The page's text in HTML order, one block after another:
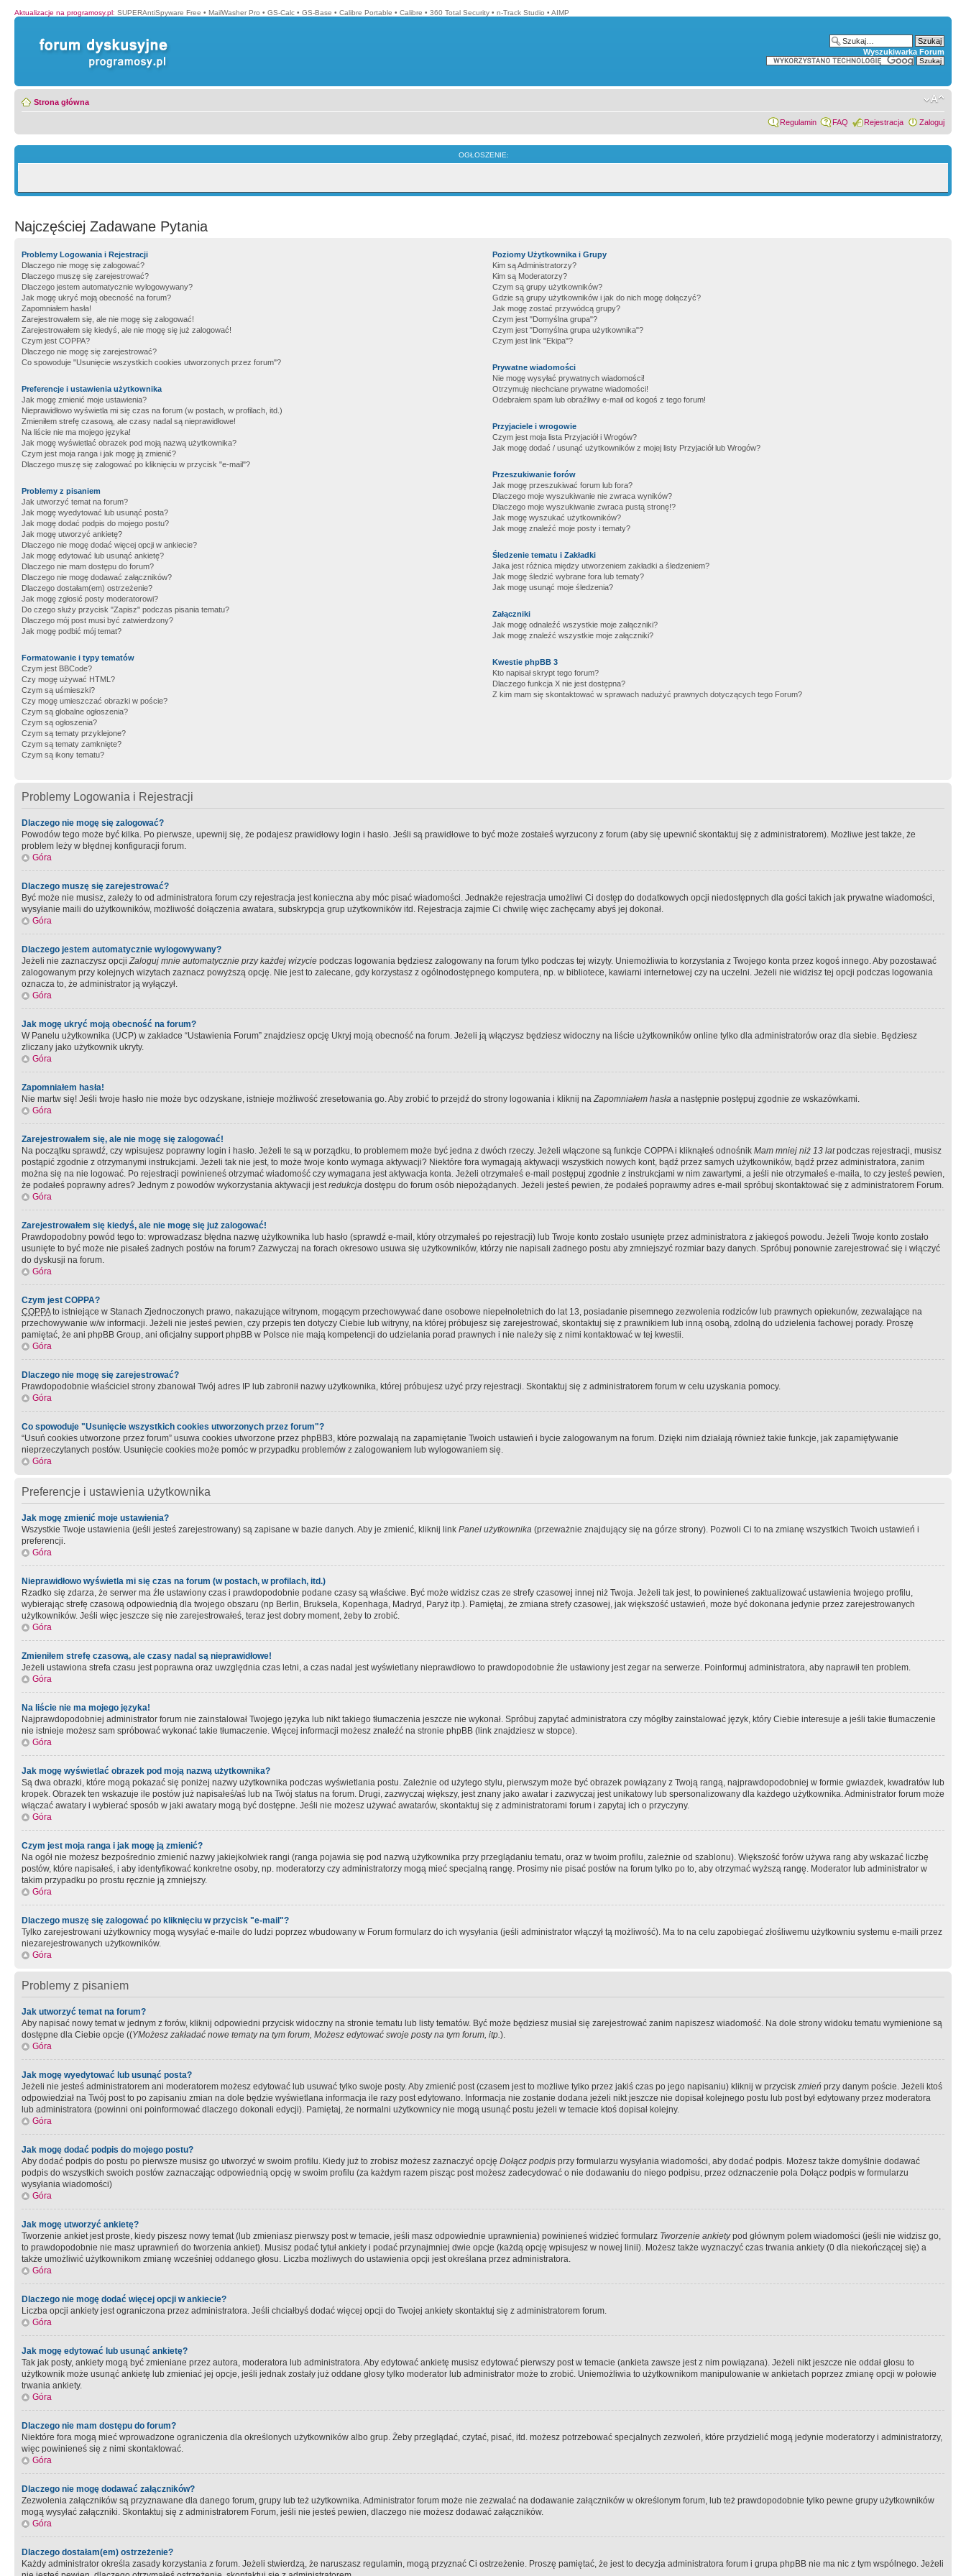
Aktualizacje na programosy.pl: SUPERAntiSpyware Free • MailWasher Pro • GS-Calc • GS-Base • Calibre Portable • Calibre • 360 Total Security • n-Track Studio • AIMP
Wyszukiwarka Forum
Strona główna
Regulamin FAQ Rejestracja Zaloguj
OGŁOSZENIE:
Najczęściej Zadawane Pytania
Problemy Logowania i Rejestracji
Dlaczego nie mogę się zalogować?
Dlaczego muszę się zarejestrować?
Dlaczego jestem automatycznie wylogowywany?
Jak mogę ukryć moją obecność na forum?
Zapomniałem hasła!
Zarejestrowałem się, ale nie mogę się zalogować!
Zarejestrowałem się kiedyś, ale nie mogę się już zalogować!
Czym jest COPPA?
Dlaczego nie mogę się zarejestrować?
Co spowoduje "Usunięcie wszystkich cookies utworzonych przez forum"?
Preferencje i ustawienia użytkownika
Jak mogę zmienić moje ustawienia?
Nieprawidłowo wyświetla mi się czas na forum (w postach, w profilach, itd.)
Zmieniłem strefę czasową, ale czasy nadal są nieprawidłowe!
Na liście nie ma mojego języka!
Jak mogę wyświetlać obrazek pod moją nazwą użytkownika?
Czym jest moja ranga i jak mogę ją zmienić?
Dlaczego muszę się zalogować po kliknięciu w przycisk "e-mail"?
Problemy z pisaniem
Jak utworzyć temat na forum?
Jak mogę wyedytować lub usunąć posta?
Jak mogę dodać podpis do mojego postu?
Jak mogę utworzyć ankietę?
Dlaczego nie mogę dodać więcej opcji w ankiecie?
Jak mogę edytować lub usunąć ankietę?
Dlaczego nie mam dostępu do forum?
Dlaczego nie mogę dodawać załączników?
Dlaczego dostałam(em) ostrzeżenie?
Jak mogę zgłosić posty moderatorowi?
Do czego służy przycisk "Zapisz" podczas pisania tematu?
Dlaczego mój post musi być zatwierdzony?
Jak mogę podbić mój temat?
Formatowanie i typy tematów
Czym jest BBCode?
Czy mogę używać HTML?
Czym są uśmieszki?
Czy mogę umieszczać obrazki w poście?
Czym są globalne ogłoszenia?
Czym są ogłoszenia?
Czym są tematy przyklejone?
Czym są tematy zamknięte?
Czym są ikony tematu?
Poziomy Użytkownika i Grupy
Kim są Administratorzy?
Kim są Moderatorzy?
Czym są grupy użytkowników?
Gdzie są grupy użytkowników i jak do nich mogę dołączyć?
Jak mogę zostać przywódcą grupy?
Czym jest "Domyślna grupa"?
Czym jest "Domyślna grupa użytkownika"?
Czym jest link "Ekipa"?
Prywatne wiadomości
Nie mogę wysyłać prywatnych wiadomości!
Otrzymuję niechciane prywatne wiadomości!
Odebrałem spam lub obraźliwy e-mail od kogoś z tego forum!
Przyjaciele i wrogowie
Czym jest moja lista Przyjaciół i Wrogów?
Jak mogę dodać / usunąć użytkowników z mojej listy Przyjaciół lub Wrogów?
Przeszukiwanie forów
Jak mogę przeszukiwać forum lub fora?
Dlaczego moje wyszukiwanie nie zwraca wyników?
Dlaczego moje wyszukiwanie zwraca pustą stronę!?
Jak mogę wyszukać użytkowników?
Jak mogę znaleźć moje posty i tematy?
Śledzenie tematu i Zakładki
Jaka jest różnica między utworzeniem zakładki a śledzeniem?
Jak mogę śledzić wybrane fora lub tematy?
Jak mogę usunąć moje śledzenia?
Załączniki
Jak mogę odnaleźć wszystkie moje załączniki?
Jak mogę znaleźć wszystkie moje załączniki?
Kwestie phpBB 3
Kto napisał skrypt tego forum?
Dlaczego funkcja X nie jest dostępna?
Z kim mam się skontaktować w sprawach nadużyć prawnych dotyczących tego Forum?
Problemy Logowania i Rejestracji
Dlaczego nie mogę się zalogować?
Powodów tego może być kilka. Po pierwsze, upewnij się, że podajesz prawidłowy login i hasło. Jeśli są prawidłowe to być może zostałeś wyrzucony z forum (aby się upewnić skontaktuj się z administratorem). Możliwe jest także, że
problem leży w błędnej konfiguracji forum.
Góra
Dlaczego muszę się zarejestrować?
Być może nie musisz, zależy to od administratora forum czy rejestracja jest konieczna aby móc pisać wiadomości. Jednakże rejestracja umożliwi Ci dostęp do dodatkowych opcji niedostępnych dla gości takich jak prywatne wiadomości,
wysyłanie maili do użytkowników, możliwość dołączenia awatara, subskrypcja grup użytkowników itd. Rejestracja zajmie Ci chwilę więc zachęcamy abyś jej dokonał.
Góra
Dlaczego jestem automatycznie wylogowywany?
Jeżeli nie zaznaczysz opcjiZaloguj mnie automatycznie przy każdej wizycie podczas logowania będziesz zalogowany na forum tylko podczas tej wizyty. Uniemożliwia to korzystania z Twojego konta przez kogoś innego. Aby pozostawać
zalogowanym przy kolejnych wizytach zaznacz powyższą opcję. Nie jest to zalecane, gdy korzystasz z ogólnodostępnego komputera, np. w bibliotece, kawiarni internetowej czy na uczelni. Jeżeli nie widzisz tej opcji podczas logowania
oznacza to, że administrator ją wyłączył.
Góra
Jak mogę ukryć moją obecność na forum?
W Panelu użytkownika (UCP) w zakładce “Ustawienia Forum” znajdziesz opcję Ukryj moją obecność na forum. Jeżeli ją włączysz będziesz widoczny na liście użytkowników online tylko dla administratorów oraz dla siebie. Będziesz
zliczany jako użytkownik ukryty.
Góra
Zapomniałem hasła!
Nie martw się! Jeśli twoje hasło nie może byc odzyskane, istnieje możliwość zresetowania go. Aby zrobić to przejdź do strony logowania i kliknij naZapomniałem hasła a następnie postępuj zgodnie ze wskazówkami.
Góra
Zarejestrowałem się, ale nie mogę się zalogować!
Na początku sprawdź, czy wpisujesz poprawny login i hasło. Jeżeli te są w porządku, to problemem może być jedna z dwóch rzeczy. Jeżeli włączone są funkcje COPPA i kliknąłeś odnośnik Mam mniej niż 13 latpodczas rejestracji, musisz
postąpić zgodnie z otrzymanymi instrukcjami. Jeżeli tak nie jest, to może twoje konto wymaga aktywacji? Niektóre fora wymagają aktywacji wszystkich nowych kont, bądź przez samych użytkowników, bądź przez administratora, zanim
można się na nie logować. Po rejestracji powinieneś otrzymać wiadomość czy wymagana jest aktywacja konta. Jeżeli otrzymałeś e-mail postępuj zgodnie z instrukcjami w nim zawartymi, a jeśli nie otrzymałeś e-maila, to czy jesteś pewien,
że podałeś poprawny adres? Jednym z powodów wykorzystania aktywacji jestredukcja dostępu do forum osób niepożądanych. Jeżeli jesteś pewien, że podałeś poprawmy adres e-mail spróbuj skontaktować się z administratorem Forum.
Góra
Zarejestrowałem się kiedyś, ale nie mogę się już zalogować!
Prawdopodobny powód tego to: wprowadzasz błędna nazwę użytkownika lub hasło (sprawdź e-mail, który otrzymałeś po rejestracji) lub Twoje konto zostało usunięte przez administratora z jakiegoś powodu. Jeżeli Twoje konto zostało
usunięte to być może nie pisałeś żadnych postów na forum? Zazwyczaj na forach okresowo usuwa się użytkowników, którzy nie napisali żadnego postu aby zmniejszyć rozmiar bazy danych. Spróbuj ponownie zarejestrować się i włączyć
do dyskusji na forum.
Góra
Czym jest COPPA?
COPPAto istniejące w Stanach Zjednoczonych prawo, nakazujące witrynom, mogącym przechowywać dane osobowe niepełnoletnich do lat 13, posiadanie pisemnego zezwolenia rodziców lub prawnych opiekunów, zezwalające na
przechowywanie w/w informacji. Jeżeli nie jesteś pewien, czy przepis ten dotyczy Ciebie lub witryny, na której próbujesz się zarejestrować, skontaktuj się z prawnikiem lub inną osobą, zdolną do udzielenia fachowej porady. Proszę
pamiętać, że ani phpBB Group, ani oficjalny support phpBB w Polsce nie mają kompetencji do udzielania porad prawnych i nie należy się z nimi kontaktować w tej kwestii.
Góra
Dlaczego nie mogę się zarejestrować?
Prawdopodobnie właściciel strony zbanował Twój adres IP lub zabronił nazwy użytkownika, której próbujesz użyć przy rejestracji. Skontaktuj się z administratorem forum w celu uzyskania pomocy.
Góra
Co spowoduje "Usunięcie wszystkich cookies utworzonych przez forum"?
“Usuń cookies utworzone przez forum” usuwa cookies utworzone przez phpBB3, które pozwalają na zapamiętanie Twoich ustawień i bycie zalogowanym na forum. Dzięki nim działają również takie funkcje, jak zapamiętywanie
nieprzeczytanych postów. Usunięcie cookies może pomóc w przypadku problemów z zalogowaniem lub wylogowaniem się.
Góra
Preferencje i ustawienia użytkownika
Jak mogę zmienić moje ustawienia?
Wszystkie Twoje ustawienia (jeśli jesteś zarejestrowany) są zapisane w bazie danych. Aby je zmienić, kliknij link Panel użytkownika (przeważnie znajdujący się na górze strony). Pozwoli Ci to na zmianę wszystkich Twoich ustawień i
preferencji.
Góra
Nieprawidłowo wyświetla mi się czas na forum (w postach, w profilach, itd.)
Rzadko się zdarza, że serwer ma źle ustawiony czas i prawdopodobnie podane czasy są właściwe. Być może widzisz czas ze strefy czasowej innej niż Twoja. Jeżeli tak jest, to powinieneś zaktualizować ustawienia twojego profilu,
wybierając strefę czasową odpowiednią dla twojego obszaru (np Berlin, Bruksela, Kopenhaga, Madryd, Paryż itp.). Pamiętaj, że zmiana strefy czasowej, jak większość ustawień, może być dokonana jedynie przez zarejestrowanych
użytkowników. Jeśli więc jeszcze się nie zarejestrowałeś, teraz jest dobry moment, żeby to zrobić.
Góra
Zmieniłem strefę czasową, ale czasy nadal są nieprawidłowe!
Jeżeli ustawiona strefa czasu jest poprawna oraz uwzględnia czas letni, a czas nadal jest wyświetlany nieprawdłowo to prawdopodobnie źle ustawiony jest zegar na serwerze. Poinformuj administratora, aby naprawił ten problem.
Góra
Na liście nie ma mojego języka!
Najprawdopodobniej administrator forum nie zainstalował Twojego języka lub nikt takiego tłumaczenia jeszcze nie wykonał. Spróbuj zapytać administratora czy mógłby zainstalować język, który Ciebie interesuje a jeśli takie tłumaczenie
nie istnieje możesz sam spróbować wykonać takie tłumaczenie. Więcej informacji możesz znaleźć na stronie phpBB (link znajdziesz w stopce).
Góra
Jak mogę wyświetlać obrazek pod moją nazwą użytkownika?
Są dwa obrazki, które mogą pokazać się poniżej nazwy użytkownika podczas wyświetlania postu. Zależnie od użytego stylu, pierwszym może być obrazek powiązany z Twoją rangą, najprawdopodobniej w formie gwiazdek, kwadratów lub
kropek. Obrazek ten wskazuje ile postów już napisałeś/aś lub na Twój status na forum. Drugi, zazwyczaj większy, jest znany jako awatar i zazwyczaj jest unikatowy lub spersonalizowany dla każdego użytkownika. Administrator forum może
włączać awatary i wybierać sposób w jaki awatary mogą być dostępne. Jeśli nie możesz używać awatarów, skontaktuj się z administratorami forum i zapytaj ich o przyczyny.
Góra
Czym jest moja ranga i jak mogę ją zmienić?
Na ogół nie możesz bezpośrednio zmienić nazwy jakiejkolwiek rangi (ranga pojawia się pod nazwą użytkownika przy przeglądaniu tematu, oraz w twoim profilu, zależnie od szablonu). Większość forów używa rang aby wskazać liczbę
postów, które napisałeś, i aby identyfikować konkretne osoby, np. moderatorzy czy administratorzy mogą mieć specjalną rangę. Prosimy nie pisać postów na forum tylko po to, aby otrzymać wyższą rangę. Moderator lub administrator w
takim przypadku po prostu ręcznie ją zmniejszy.
Góra
Dlaczego muszę się zalogować po kliknięciu w przycisk "e-mail"?
Tylko zarejestrowani użytkownicy mogą wysyłać e-maile do ludzi poprzez wbudowany w Forum formularz do ich wysyłania (jeśli administrator włączył tą możliwość). Ma to na celu zapobiegać złośliwemu użytkowniu systemu e-maili przez
niezarejestrowanych użytkowników.
Góra
Problemy z pisaniem
Jak utworzyć temat na forum?
Aby napisać nowy temat w jednym z forów, kliknij odpowiedni przycisk widoczny na stronie tematu lub listy tematów. Być może będziesz musiał się zarejestrować zanim napiszesz wiadomość. Na dole strony widoku tematu wymienione są
dostępne dla Ciebie opcje ((YMożesz zakładać nowe tematy na tym forum, Możesz edytować swoje posty na tym forum, itp.).
Góra
Jak mogę wyedytować lub usunąć posta?
Jeżeli nie jesteś administratorem ani moderatorem możesz edytować lub usuwać tylko swoje posty. Aby zmienić post (czasem jest to możliwe tylko przez jakiś czas po jego napisaniu) kliknij w przycisk zmień przy danym poście. Jeżeli ktoś
odpowiedział na Twój post to po zapisaniu zmian na dole będzie wyświetlana informacja ile razy post edytowano. Informacja nie zostanie dodana jeżeli nikt jeszcze nie dopisał kolejnego postu lub post był edytowany przez moderatora
lub administratora (powinni oni poinformować dlaczego dokonali edycji). Pamiętaj, że normalni użytkownicy nie mogą usunąć postu jeżeli w temacie ktoś dopisał kolejny.
Góra
Jak mogę dodać podpis do mojego postu?
Aby dodać podpis do postu po pierwsze musisz go utworzyć w swoim profilu. Kiedy już to zrobisz możesz zaznaczyć opcję Dołącz podpis przy formularzu wysyłania wiadomości, aby dodać podpis. Możesz także domyślnie dodawać
podpis do wszystkich swoich postów zaznaczając odpowiednią opcję w swoim profilu (za każdym razem pisząc post możesz zadecydować o nie dodawaniu do niego podpisu, przez odznaczenie pola Dołącz podpis w formularzu
wysyłania wiadomości)
Góra
Jak mogę utworzyć ankietę?
Tworzenie ankiet jest proste, kiedy piszesz nowy temat (lub zmieniasz pierwszy post w temacie, jeśli masz odpowiednie uprawnienia) powinieneś widzieć formularz Tworzenie ankietypod głównym polem wiadomości (jeśli nie widzisz go,
to prawdopodobnie nie masz uprawnień do tworzenia ankiet). Musisz podać tytuł ankiety i podać przynajmniej dwie opcje (każdą opcję wpisujesz w nowej linii). Możesz także wyznaczyć czas trwania ankiety (0 dla niekończącej się) a
także umożliwić użytkownikom zmianę wcześniej oddanego głosu. Liczba możliwych do ustawienia opcji jest określana przez administratora.
Góra
Dlaczego nie mogę dodać więcej opcji w ankiecie?
Liczba opcji ankiety jest ograniczona przez administratora. Jeśli chciałbyś dodać więcej opcji do Twojej ankiety skontaktuj się z administratorem forum.
Góra
Jak mogę edytować lub usunąć ankietę?
Tak jak posty, ankiety mogą być zmieniane przez autora, moderatora lub administratora. Aby edytować ankietę musisz edytować pierwszy post w temacie (ankieta zawsze jest z nim powiązana). Jeżeli nikt jeszcze nie oddał głosu to
użytkownik może usunąć ankietę lub zmieniać jej opcje, jeśli jednak zostały już oddane głosy tylko moderator lub administrator może to zrobić. Uniemożliwia to użytkownikom manipulowanie w ankietach poprzez zmianę opcji w połowie
trwania ankiety.
Góra
Dlaczego nie mam dostępu do forum?
Niektóre fora mogą mieć wprowadzone ograniczenia dla określonych użytkowników albo grup. Żeby przeglądać, czytać, pisać, itd. możesz potrzebować specjalnych zezwoleń, które przydzielić mogą jedynie moderatorzy i administratorzy,
więc powinieneś się z nimi skontaktować.
Góra
Dlaczego nie mogę dodawać załączników?
Zezwolenia załączników są przyznawane dla danego forum, grupy lub też użytkownika. Administrator forum może nie zezwalać na dodawanie załączników w określonym forum, lub też prawdopodobnie tylko pewne grupy użytkowników
mogą wysyłać załączniki. Skontaktuj się z administratorem Forum, jeśli nie jesteś pewien, dlaczego nie możesz dodawać załączników.
Góra
Dlaczego dostałam(em) ostrzeżenie?
Każdy administrator określa zasady korzystania z forum. Jeżeli stwierdzą, że naruszasz regulamin, mogą przyznać Ci ostrzeżenie. Proszę pamiętać, że jest to decyzja administratora forum i grupa phpBB nie ma nic z tym wspólnego. Jeżeli